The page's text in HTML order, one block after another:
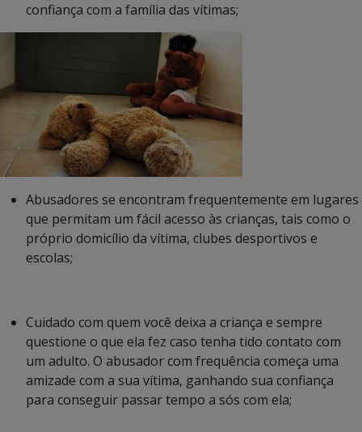
confiança com a família das vítimas;
Abusadores se encontram frequentemente em lugares
que permitam um fácil acesso às crianças, tais como o
próprio domicílio da vítima, clubes desportivos e
escolas;
Cuidado com quem você deixa a criança e sempre
questione o que ela fez caso tenha tido contato com
um adulto. O abusador com frequência começa uma
amizade com a sua vítima, ganhando sua confiança
para conseguir passar tempo a sós com ela;